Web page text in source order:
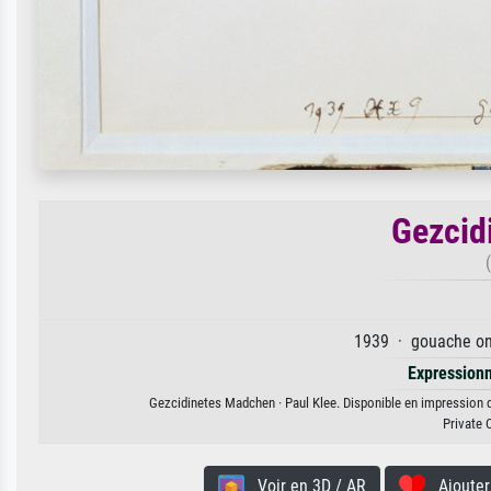
1939 · gouache
Gezcidinetes Madchen · Paul Klee. Disponible en
Private
Voir en 3D / AR